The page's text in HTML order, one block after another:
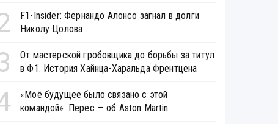
F1-Insider: Фернандо Алонсо загнал в долги
Николу Цолова
От мастерской гробовщика до борьбы за титул
в Ф1. История Хайнца-Харальда Френтцена
«Моё будущее было связано с этой
командой»: Перес — об Aston Martin